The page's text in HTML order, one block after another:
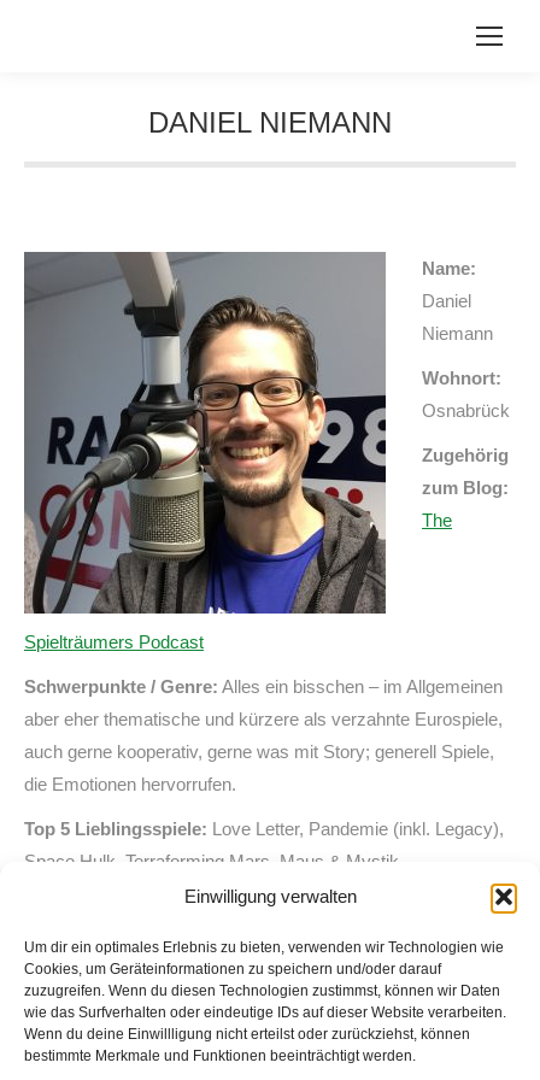
Einwilligung verwalten
Um dir ein optimales Erlebnis zu bieten, verwenden wir Technologien wie
Cookies, um Geräteinformationen zu speichern und/oder darauf
zuzugreifen. Wenn du diesen Technologien zustimmst, können wir Daten
wie das Surfverhalten oder eindeutige IDs auf dieser Website verarbeiten.
Wenn du deine Einwillligung nicht erteilst oder zurückziehst, können
bestimmte Merkmale und Funktionen beeinträchtigt werden.
DANIEL NIEMANN
Name:
Daniel
Niemann
Wohnort:
Osnabrück
Zugehörig
zum Blog:
The
Spielträumers Podcast
Schwerpunkte / Genre: Alles ein bisschen – im Allgemeinen
aber eher thematische und kürzere als verzahnte Eurospiele,
auch gerne kooperativ, gerne was mit Story; generell Spiele,
die Emotionen hervorrufen.
Top 5 Lieblingsspiele: Love Letter, Pandemie (inkl. Legacy),
Space Hulk, Terraforming Mars, Maus & Mystik
Bemalt Miniaturen. Singt in einer Band.